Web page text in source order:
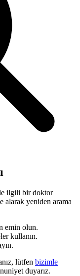
ilgili bir doktor
alarak yeniden arama
emin olun.
kullanın.
lütfen bizimle
duyarız.